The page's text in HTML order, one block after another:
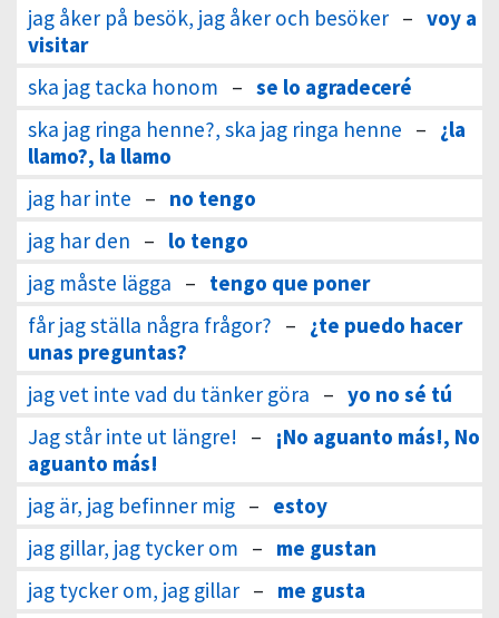
jag åker på besök, jag åker och besöker – voy a
visitar
ska jag tacka honom – se lo agradeceré
ska jag ringa henne?, ska jag ringa henne – ¿la
llamo?, la llamo
jag har inte – no tengo
jag har den – lo tengo
jag måste lägga – tengo que poner
får jag ställa några frågor? – ¿te puedo hacer
unas preguntas?
jag vet inte vad du tänker göra – yo no sé tú
Jag står inte ut längre! –
¡No aguanto más!, No
aguanto más!
jag är, jag befinner mig – estoy
jag gillar, jag tycker om – me gustan
jag tycker om, jag gillar – me gusta